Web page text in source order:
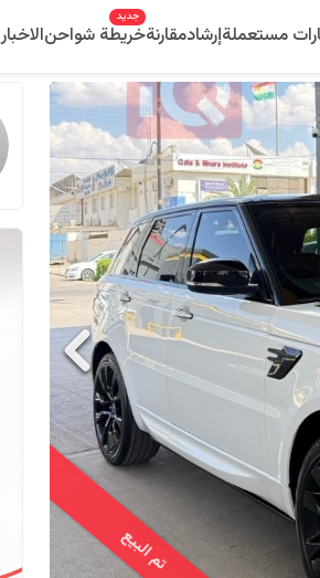
مستعملةإرشادمقارنةخريطة شواحن
جديد
الاخبار
تم البيع